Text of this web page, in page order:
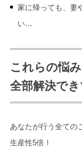
家に帰っても、妻
い…
これらの悩み
全部解決でき
あなたが行う全ての
生産性5倍！